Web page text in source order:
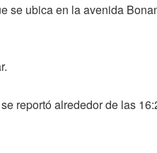
se ubica en la avenida
reportó alrededor de las